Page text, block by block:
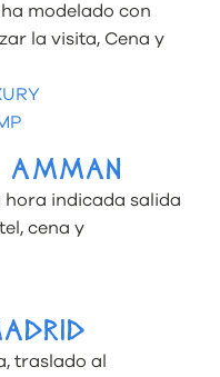
modelado con
la visita, Cena y
AMMAN
hora indicada salida
cena y
traslado al